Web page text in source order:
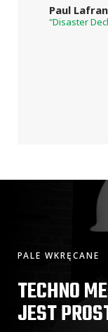
Paul
"Disaster
PALE WKRĘCANE
TECHNO
JEST